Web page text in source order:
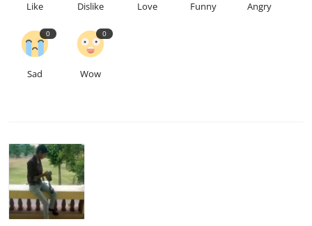
Like Dislike Love Funny Angry
0
Sad
0
Wow